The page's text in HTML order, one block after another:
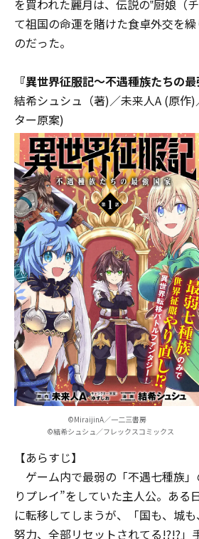
を買われた麗月は、伝説の‟厨娘（
て祖国の命運を賭けた食卓外交を
のだった――。
『異世界征服記～不遇種族たちの
結希シュシュ（著)／未来人A (原作
ター原案)
©MiraijinA／一二三書房
©結希シュシュ／フレックスコミックス
【あらすじ】
ゲーム内で最弱の「不遇七種族
りプレイ”をしていた主人公。ある
に転移してしまうが、「国も、城
努力、全部リセットされてる――!?!?